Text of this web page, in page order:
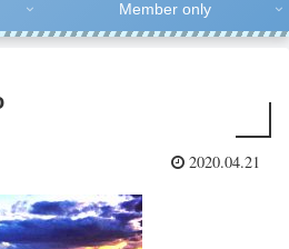
Member only
2020.04.21